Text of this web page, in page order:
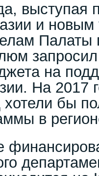
выступая
и новым
Палаты
запросил
на
На 2017
бы
в